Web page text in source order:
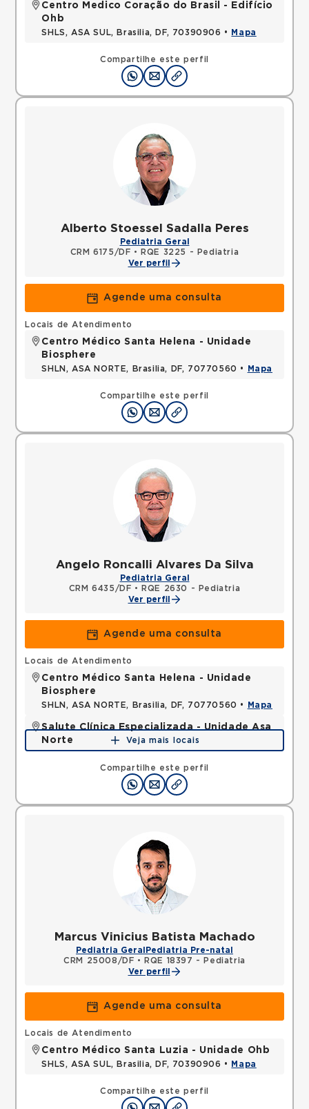
Compartilhe este perfil
Centro Medico Coração do Brasil - Edifício
Ohb
SHLS, ASA SUL, Brasilia, DF, 70390906 • Mapa
Alberto Stoessel Sadalla Peres
Pediatria Geral
CRM 6175/DF •
RQE 3225 - Pediatria
Ver perfil
Agende uma consulta
Compartilhe este perfil
Locais de Atendimento
Centro Médico Santa Helena - Unidade
Biosphere
SHLN, ASA NORTE, Brasilia, DF, 70770560 • Mapa
Angelo Roncalli Alvares Da Silva
Pediatria Geral
CRM 6435/DF •
RQE 2630 - Pediatria
Ver perfil
Agende uma consulta
Compartilhe este perfil
Locais de Atendimento
Centro Médico Santa Helena - Unidade
Biosphere
SHLN, ASA NORTE, Brasilia, DF, 70770560 • Mapa
Salute Clínica Especializada - Unidade Asa
Norte
STN, ASA NORTE, Brasilia, DF, 70770909 •Mapa
Veja mais locais
Marcus Vinicius Batista Machado
Pediatria Geral Pediatria Pre-natal
CRM 25008/DF •
RQE 18397 - Pediatria
Ver perfil
Agende uma consulta
Compartilhe este perfil
Locais de Atendimento
Centro Médico Santa Luzia - Unidade Ohb
SHLS, ASA SUL, Brasilia, DF, 70390906 • Mapa